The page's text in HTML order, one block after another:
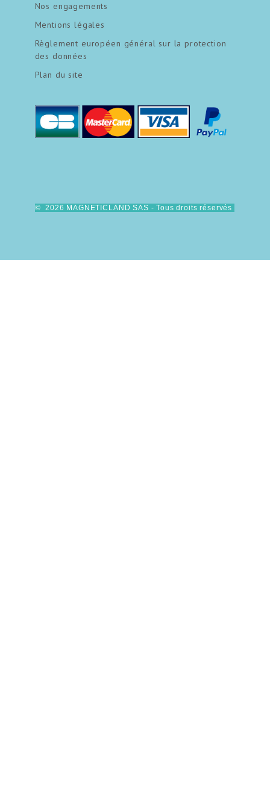
Nos engagements
Mentions légales
Règlement européen général sur la protection
des données
Plan du site
© 2026 MAGNETICLAND SAS - Tous droits réservés